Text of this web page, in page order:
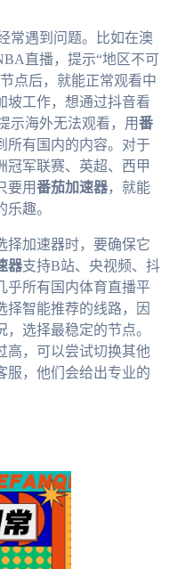
常遇到问题。比如在澳
直播，提示“地区不可
点后，就能正常观看中
坡工作，想通过抖音看
示海外无法观看，用番
所有国内的内容。对于
冠军联赛、英超、西甲
要用番茄加速器，就能
趣。
择加速器时，要确保它
器支持B站、央视频、抖
乎所有国内体育直播平
择智能推荐的线路，因
选择最稳定的节点。
高，可以尝试切换其他
服，他们会给出专业的